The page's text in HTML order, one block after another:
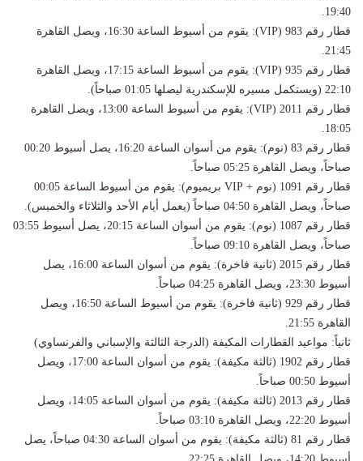
19:40.
​قطار رقم 983 (VIP): يقوم من أسيوط الساعة 16:30، ويصل القاهرة
21:45.
​قطار رقم 935 (VIP): يقوم من أسيوط الساعة 17:15، ويصل القاهرة
22:10 (ويستكمل مسيره للإسكندرية ليصلها 01:05 صباحاً).
​قطار رقم 2011 (VIP): يقوم من أسيوط الساعة 13:00، ويصل القاهرة
18:05.
​قطار رقم 83 (نوم): يقوم من أسوان الساعة 16:20، يصل أسيوط 00:20
صباحاً، ويصل القاهرة 05:25 صباحاً.
​قطار رقم 1091 (نوم + VIP بريميوم): يقوم من أسيوط الساعة 00:05
صباحاً، ويصل القاهرة 04:50 صباحاً (يعمل أيام الأحد والثلاثاء والخميس).
​قطار رقم 1087 (نوم): يقوم من أسوان الساعة 20:15، يصل أسيوط 03:55
صباحاً، ويصل القاهرة 09:10 صباحاً.
​قطار رقم 2015 (ثانية فاخرة): يقوم من أسوان الساعة 16:00، يصل
أسيوط 23:30، ويصل القاهرة 04:25 صباحاً.
​قطار رقم 929 (ثانية فاخرة): يقوم من أسيوط الساعة 16:50، ويصل
القاهرة 21:55.
​ثانياً: مواعيد القطارات المكيفة (الدرجة الثالثة والإسباني والفرنساوي)
​قطار رقم 1902 (ثالثة مكيفة): يقوم من أسوان الساعة 17:00، ويصل
أسيوط 00:50 صباحاً.
​قطار رقم 2013 (ثالثة مكيفة): يقوم من أسوان الساعة 14:05، ويصل
أسيوط 22:20، ويصل القاهرة 03:10 صباحاً.
​قطار رقم 81 (ثالثة مكيفة): يقوم من أسوان الساعة 04:30 صباحاً، يصل